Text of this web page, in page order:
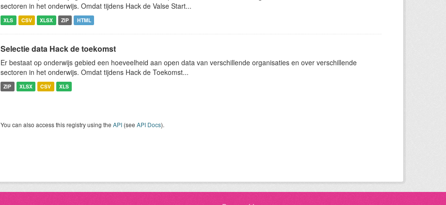
sectoren in het onderwijs. Omdat tijdens Hack de Valse Start...
XLS CSV XLSX ZIP HTML
Selectie data Hack de toekomst
Er bestaat op onderwijs gebied een hoeveelheid aan open data van verschillende organisaties en over verschillende
sectoren in het onderwijs. Omdat tijdens Hack de Toekomst...
ZIP XLSX CSV XLS
You can also access this registry using the API (see API Docs).